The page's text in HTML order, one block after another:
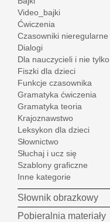
Video_bajki
Ćwiczenia
Czasowniki nieregularne
Dialogi
Dla nauczycieli i nie tylko
Fiszki dla dzieci
Funkcje czasownika
Gramatyka ćwiczenia
Gramatyka teoria
Krajoznawstwo
Leksykon dla dzieci
Słownictwo
Słuchaj i ucz się
Szablony graficzne
Inne kategorie
Słownik obrazkowy
Pobieralnia materiały